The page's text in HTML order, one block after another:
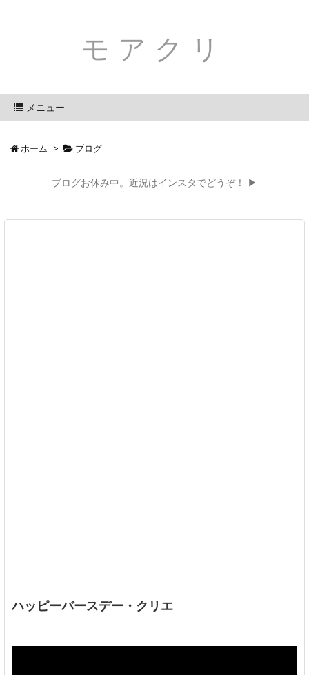
モアクリ
メニュー
ホーム > ブログ
ブログお休み中。近況はインスタでどうぞ！ ▶
ハッピーバースデー・クリエ